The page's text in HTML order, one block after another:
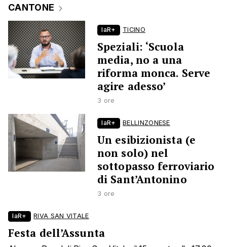
CANTONE
laR+ TICINO
Speziali: ‘Scuola
media, no a una
riforma monca. Serve
agire adesso’
3 ore
laR+ BELLINZONESE
Un esibizionista (e
non solo) nel
sottopasso ferroviario
di Sant’Antonino
3 ore
laR+ RIVA SAN VITALE
Festa dell’Assunta